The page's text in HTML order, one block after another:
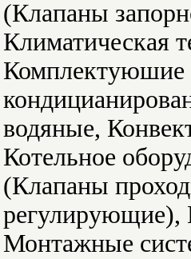
(Клапаны
Климатическая
Комплектуюшие
водяные,
Котельное
(Клапаны
Монтажные